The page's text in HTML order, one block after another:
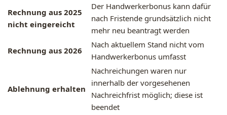
Rechnung aus 2025
nicht eingereicht
Der Handwerkerbonus kann dafür
nach Fristende grundsätzlich nicht
mehr neu beantragt werden
Rechnung aus 2026
Nach aktuellem Stand nicht vom
Handwerkerbonus umfasst
Ablehnung erhalten
Nachreichungen waren nur
innerhalb der vorgesehenen
Nachreichfrist möglich; diese ist
beendet